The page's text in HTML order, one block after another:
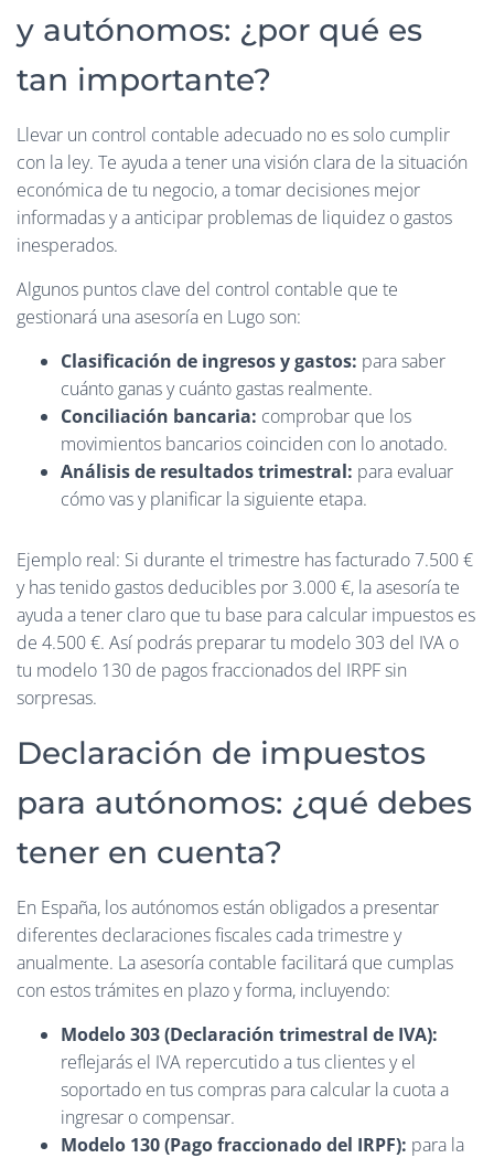
y autónomos: ¿por qué es
tan importante?
Llevar un control contable adecuado no es solo cumplir
con la ley. Te ayuda a tener una visión clara de la situación
económica de tu negocio, a tomar decisiones mejor
informadas y a anticipar problemas de liquidez o gastos
inesperados.
Algunos puntos clave del control contable que te
gestionará una asesoría en Lugo son:
Clasificación de ingresos y gastos: para saber
cuánto ganas y cuánto gastas realmente.
Conciliación bancaria: comprobar que los
movimientos bancarios coinciden con lo anotado.
Análisis de resultados trimestral: para evaluar
cómo vas y planificar la siguiente etapa.
Ejemplo real: Si durante el trimestre has facturado 7.500 €
y has tenido gastos deducibles por 3.000 €, la asesoría te
ayuda a tener claro que tu base para calcular impuestos es
de 4.500 €. Así podrás preparar tu modelo 303 del IVA o
tu modelo 130 de pagos fraccionados del IRPF sin
sorpresas.
Declaración de impuestos
para autónomos: ¿qué debes
tener en cuenta?
En España, los autónomos están obligados a presentar
diferentes declaraciones fiscales cada trimestre y
anualmente. La asesoría contable facilitará que cumplas
con estos trámites en plazo y forma, incluyendo:
Modelo 303 (Declaración trimestral de IVA):
reflejarás el IVA repercutido a tus clientes y el
soportado en tus compras para calcular la cuota a
ingresar o compensar.
Modelo 130 (Pago fraccionado del IRPF): para la